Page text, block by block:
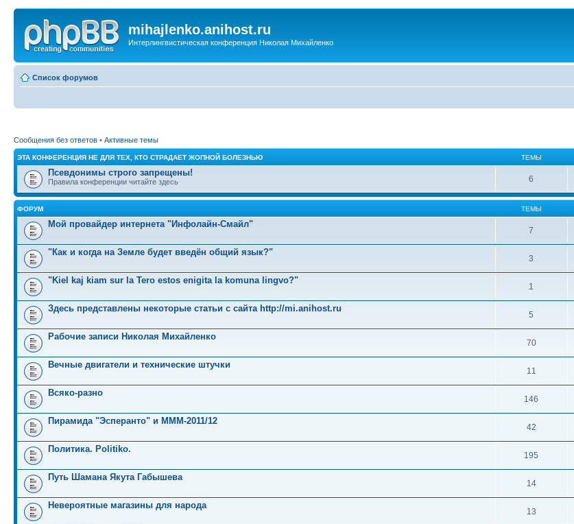
mihajlenko.anihost.ru
Интерлингвистическая конференция Николая Михайленко
Список форумов
Сообщения без ответов • Активные темы
ЭТА КОНФЕРЕНЦИЯ НЕ ДЛЯ ТЕХ, КТО СТРАДАЕТ ЖОПНОЙ БОЛЕЗНЬЮ ТЕМЫ
Псевдонимы строго запрещены!
Правила конференции читайте здесь 6
ФОРУМ ТЕМЫ
Мой провайдер интернета "Инфолайн-Смайл"
7
"Как и когда на Земле будет введён общий язык?"
3
"Kiel kaj kiam sur la Tero estos enigita la komuna lingvo?"
1
Здесь представлены некоторые статьи с сайта http://mi.anihost.ru
5
Рабочие записи Николая Михайленко
70
Вечные двигатели и технические штучки
11
Всяко-разно
146
Пирамида "Эсперанто" и MMM-2011/12
42
Политика. Politiko.
195
Путь Шамана Якута Габышева
14
Невероятные магазины для народа
13